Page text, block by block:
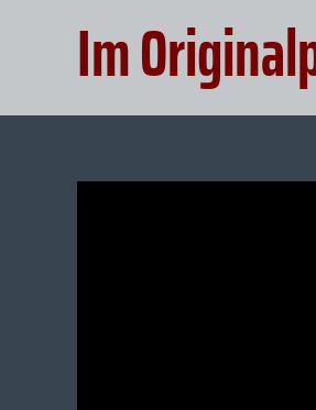
Im